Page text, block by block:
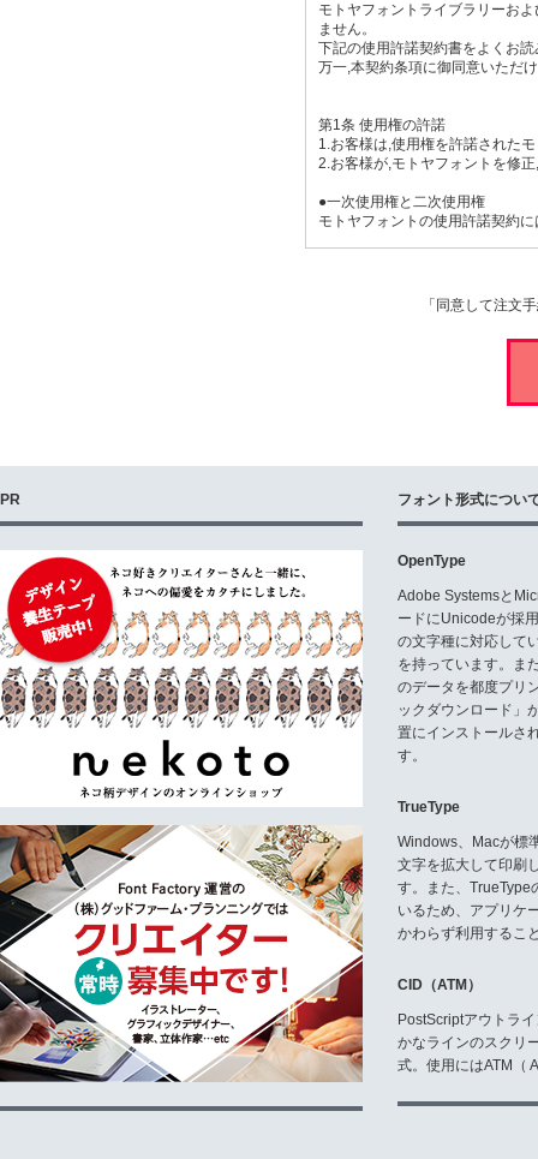
モトヤフォントライブラリーお
ません。
下記の使用許諾契約書をよくお
万一,本契約条項に御同意いただ
第1条 使用権の許諾
1.お客様は,使用権を許諾された
2.お客様が,モトヤフォントを修
●一次使用権と二次使用権
モトヤフォントの使用許諾契約
・PDF埋め込み・配布
・WEB(文字の画像利用のみ)
・ゲーム・アプリ(文字の画像利
・ゲーム・アプリ(フォントの組
・映像・動画(専用機器・プログ
・ロゴ(商標登録を行う場合)
※二次使用権の行使にあたり,別
また,前述の使用範囲はあくまで
第2条 モトヤフォントに関する権
モトヤフォントの著作権,無体財
お客様は,使用することができる
第3条 コピーの禁止
お客様が,モトヤフォントの全部
第4条 第三者への譲渡
お客様が,第1条第1項で指定し
約と同旨の契約を締結して,本使
第5条 保証と責任
1.弊社は,モトヤフォントが他の
2.弊社は,モトヤフォントがお客
3.弊社は,モトヤフォントについ
4.弊社は,モトヤフォントの使用
る損害についても責任を負いませ
第6条 契約の解除
お客様が本契約に違反した場合,
解除と同時に,お客様は,弊社の
製造・販売元
株式会社 モトヤ
「同意して注文
PR フォント形式につい
OpenType
Adobe Systemsと
ードにUnicodeが採
の文字種に対応して
を持っています。ま
のデータを都度プリ
ックダウンロード」
置にインストールさ
す。
TrueType
Windows、Macが標
文字を拡大して印刷
す。また、TrueType
いるため、アプリケ
かわらず利用するこ
CID（ATM）
PostScriptアウトラ
かなラインのスクリ
式。使用にはATM（